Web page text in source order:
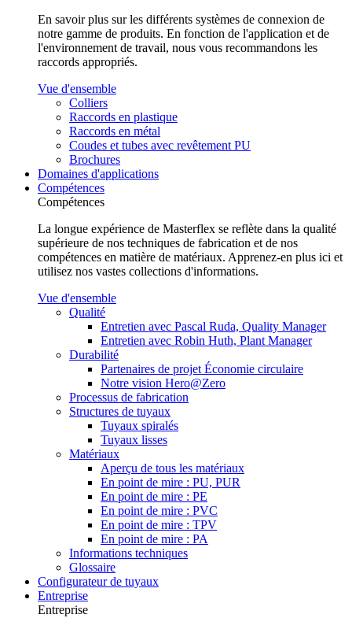
En savoir plus sur les différents systèmes de connexion de
notre gamme de produits. En fonction de l'application et de
l'environnement de travail, nous vous recommandons les
raccords appropriés.
Vue d'ensemble
Colliers
Raccords en plastique
Raccords en métal
Coudes et tubes avec revêtement PU
Brochures
Domaines d'applications
Compétences
Compétences
La longue expérience de Masterflex se reflète dans la qualité
supérieure de nos techniques de fabrication et de nos
compétences en matière de matériaux. Apprenez-en plus ici et
utilisez nos vastes collections d'informations.
Vue d'ensemble
Qualité
Entretien avec Pascal Ruda, Quality Manager
Entretien avec Robin Huth, Plant Manager
Durabilité
Partenaires de projet Économie circulaire
Notre vision Hero@Zero
Processus de fabrication
Structures de tuyaux
Tuyaux spiralés
Tuyaux lisses
Matériaux
Aperçu de tous les matériaux
En point de mire : PU, PUR
En point de mire : PE
En point de mire : PVC
En point de mire : TPV
En point de mire : PA
Informations techniques
Glossaire
Configurateur de tuyaux
Entreprise
Entreprise